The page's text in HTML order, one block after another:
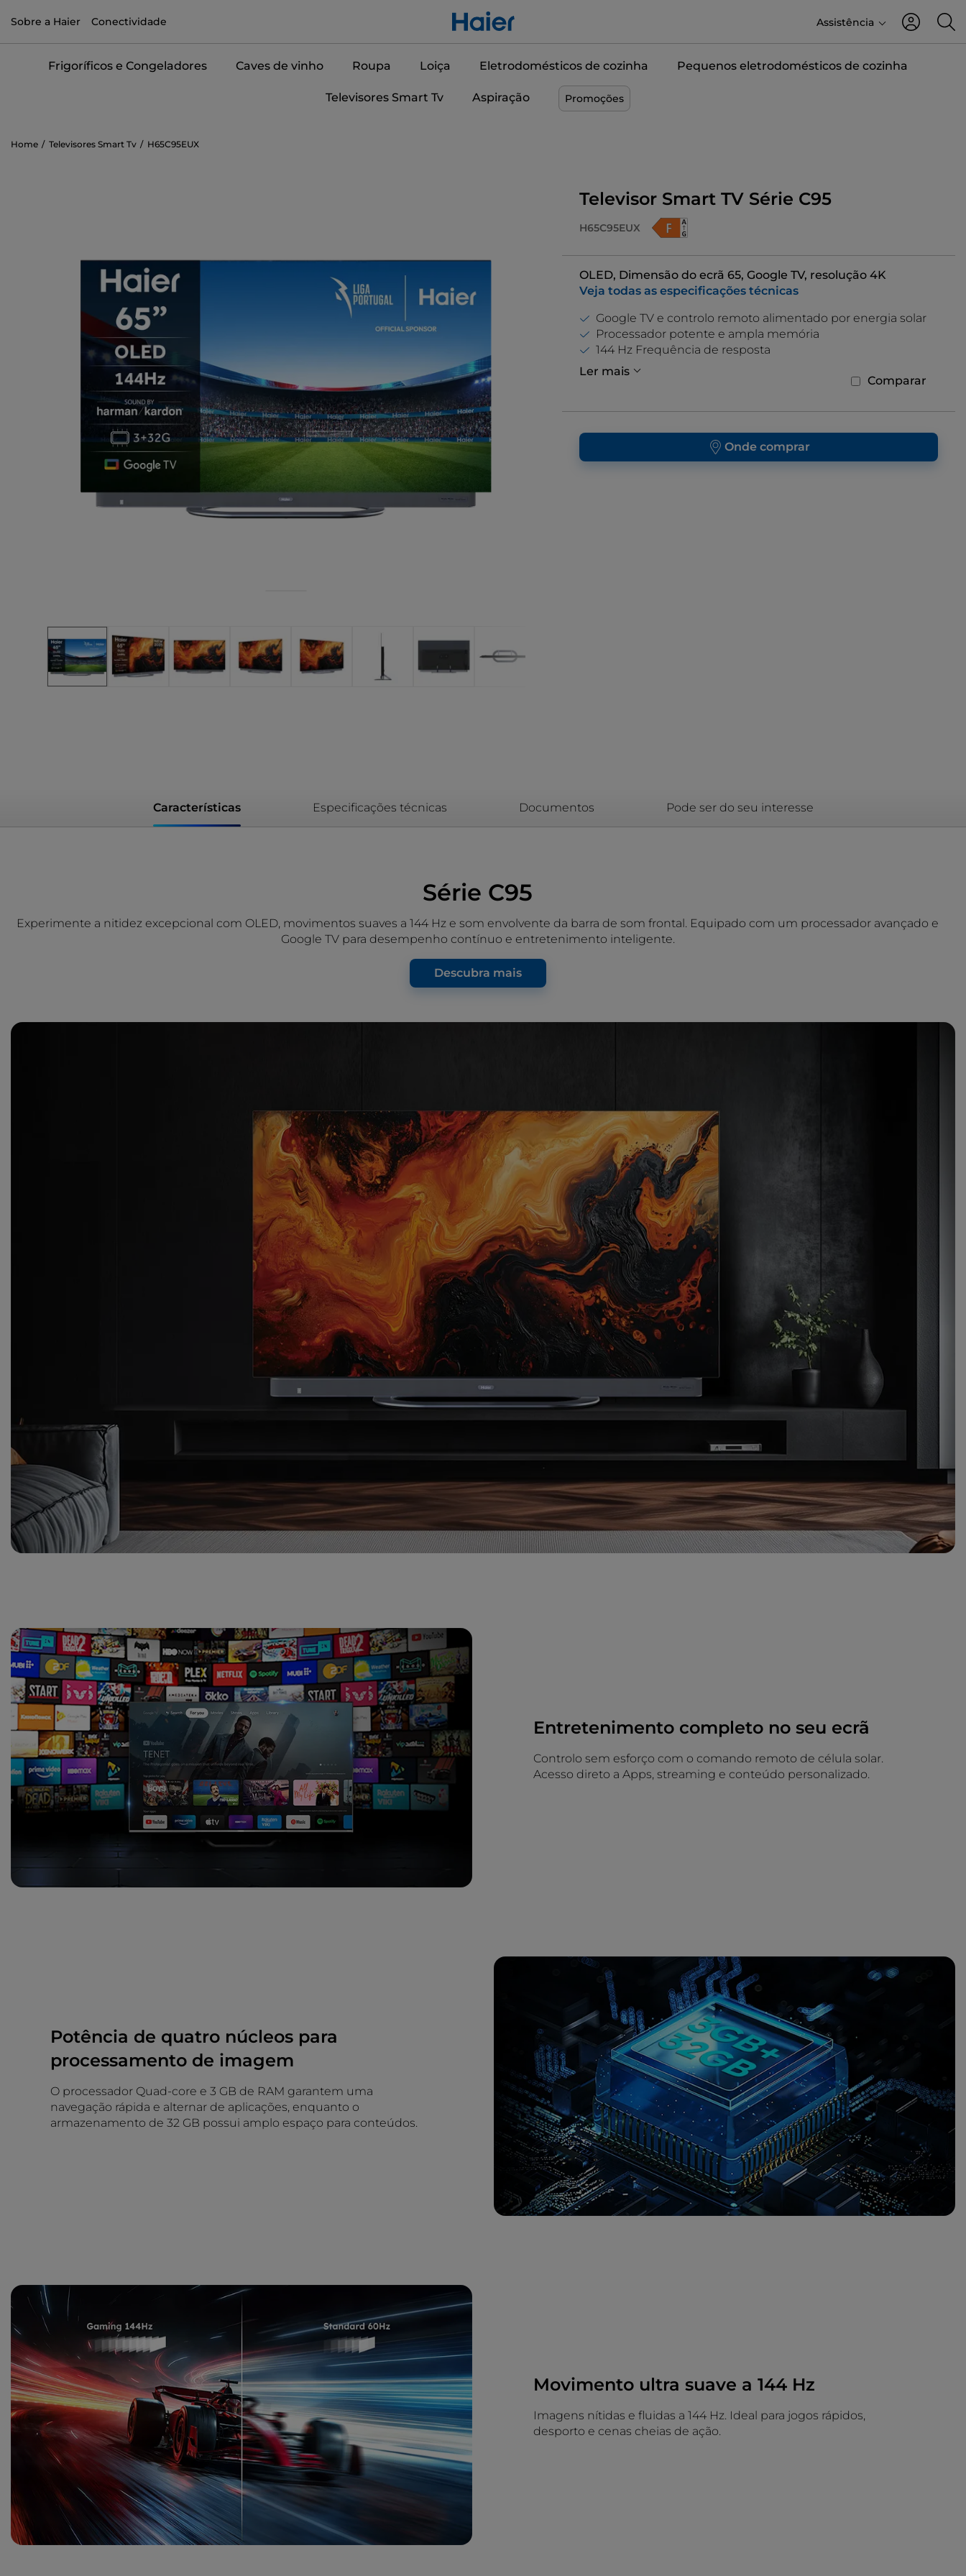
Sobre a Haier Conectividade Assistência
Frigoríficos e Congeladores Caves de vinho Roupa Loiça Eletrodomésticos de cozinha Pequenos eletrodomésticos de cozinha
Televisores Smart Tv Aspiração Promoções
Home Televisores Smart Tv H65C95EUX
Televisor Smart TV Série C95
H65C95EUX
OLED, Dimensão do ecrã 65, Google TV, resolução 4K
Veja todas as especificações técnicas
Comparar
Google TV e controlo remoto alimentado por energia solar
Processador potente e ampla memória
144 Hz Frequência de resposta
Ler mais
Onde comprar
Características Especificações técnicas Documentos Pode ser do seu interesse
Série C95
Experimente a nitidez excepcional com OLED, movimentos suaves a 144 Hz e som envolvente da barra de som frontal. Equipado com um processador avançado e
Google TV para desempenho contínuo e entretenimento inteligente.
Descubra mais
Entretenimento completo no seu ecrã
Controlo sem esforço com o comando remoto de célula solar.
Acesso direto a Apps, streaming e conteúdo personalizado.
Potência de quatro núcleos para
processamento de imagem
O processador Quad-core e 3 GB de RAM garantem uma
navegação rápida e alternar de aplicações, enquanto o
armazenamento de 32 GB possui amplo espaço para conteúdos.
Movimento ultra suave a 144 Hz
Imagens nítidas e fluidas a 144 Hz. Ideal para jogos rápidos,
desporto e cenas cheias de ação.